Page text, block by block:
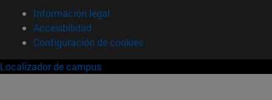
Información legal
Accesibilidad
Configuración de cookies
Localizador de campus